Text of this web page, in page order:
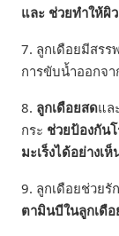
และ ช่วยทำให้ผิ
7. ลูกเดือยมีสร
การขับน้ำออกจา
8. ลูกเดือยสดแล
กระ ช่วยป้องกัน
มะเร็งได้อย่างเ
9. ลูกเดือยช่วยรั
ตามินบีในลูกเดื